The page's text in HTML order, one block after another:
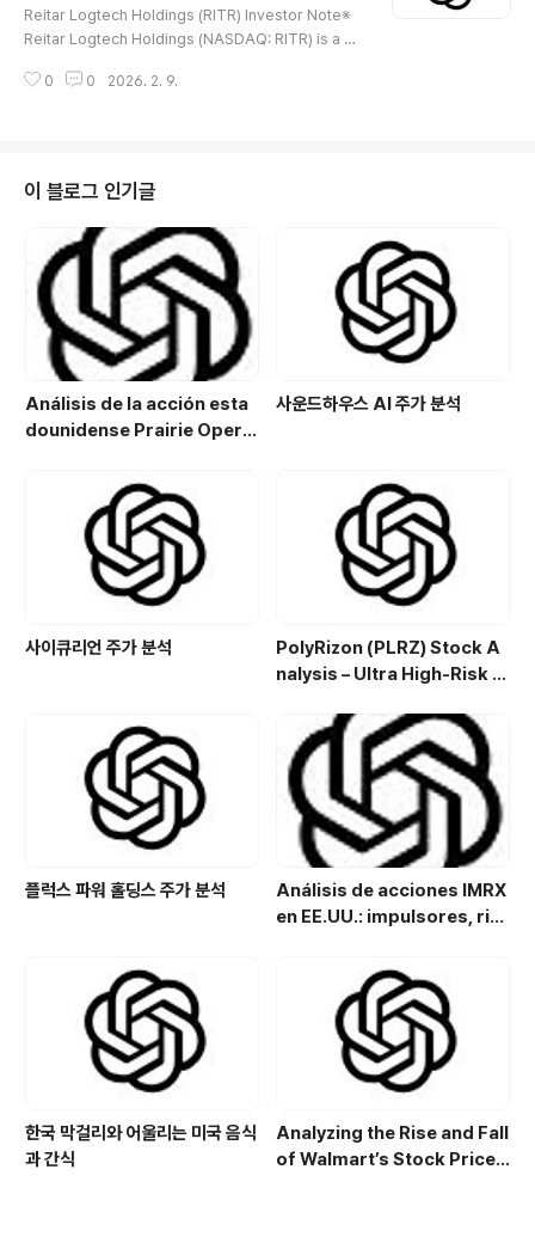
oduction）公開資料によれば、Reitar Logtech Ho
ldingsは物流・産業用不動産（または関連資産）
を中核とする事業を運営しています。直接保有・
Reitar Logtech Holdings (RITR) Investor Note※
Reitar Logtech Holdings (NASDAQ: RITR) is a pu
ndustrial real estate assets. Based on publicly a
Investors should verify, on a facts-first basis, th
e asset comp..
0 0 2026. 2. 9.
이 블로그 인기글
Análisis de la acción esta
dounidense Prairie Opera
de crecimiento y estrategi
a de inversión en el sector
energético
사운드하우스 AI 주가 분석
사이큐리언 주가 분석
PolyRizon (PLRZ) Stock A
nalysis – Ultra High-Risk N
with Allergy, Virus & Nalox
one Platform Potential
플럭스 파워 홀딩스 주가 분석
Análisis de acciones IMRX
en EE.UU.: impulsores, rie
한국 막걸리와 어울리는 미국 음식
과 간식
Analyzing the Rise and Fall
of Walmart’s Stock Price: